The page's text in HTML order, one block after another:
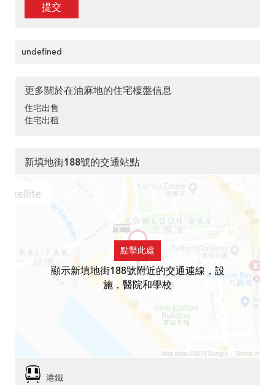
提交
undefined
更多關於在油麻地的住宅樓盤信息
住宅出售
住宅出租
新填地街188號的交通站點
點擊此處
顯示新填地街188號附近的交通連線，設
施，醫院和學校
港鐵